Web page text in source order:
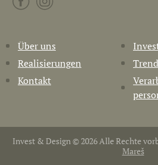
Über uns
Realisierungen
Kontakt
Invest & Design © 2026 Alle Rechte
Mareš